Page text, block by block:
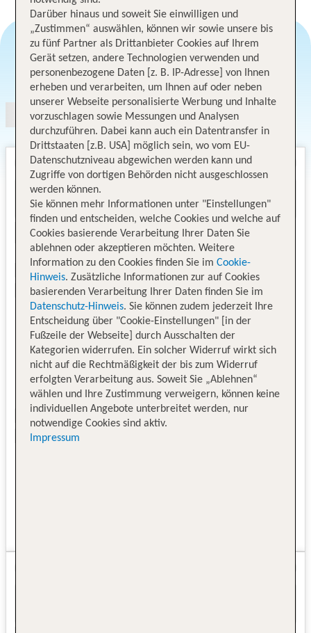
Angebotsauswahl
Darüber hinaus und soweit Sie einwilligen und
„Zustimmen“ auswählen, können wir sowie unsere bis
zu fünf Partner als Drittanbieter Cookies auf Ihrem
Gerät setzen, andere Technologien verwenden und
personenbezogene Daten [z. B. IP-Adresse] von Ihnen
erheben und verarbeiten, um Ihnen auf oder neben
unserer Webseite personalisierte Werbung und Inhalte
vorzuschlagen sowie Messungen und Analysen
durchzuführen. Dabei kann auch ein Datentransfer in
Drittstaaten [z.B. USA] möglich sein, wo vom EU-
Datenschutzniveau abgewichen werden kann und
Zugriffe von dortigen Behörden nicht ausgeschlossen
werden können.
Sie können mehr Informationen unter "Einstellungen"
finden und entscheiden, welche Cookies und welche auf
Cookies basierende Verarbeitung Ihrer Daten Sie
ablehnen oder akzeptieren möchten. Weitere
Information zu den Cookies finden Sie im Cookie-
Hinweis. Zusätzliche Informationen zur auf Cookies
basierenden Verarbeitung Ihrer Daten finden Sie im
Datenschutz-Hinweis. Sie können zudem jederzeit Ihre
Entscheidung über "Cookie-Einstellungen" [in der
Fußzeile der Webseite] durch Ausschalten der
Kategorien widerrufen. Ein solcher Widerruf wirkt sich
nicht auf die Rechtmäßigkeit der bis zum Widerruf
erfolgten Verarbeitung aus. Soweit Sie „Ablehnen“
wählen und Ihre Zustimmung verweigern, können keine
individuellen Angebote unterbreitet werden, nur
notwendige Cookies sind aktiv.
Impressum